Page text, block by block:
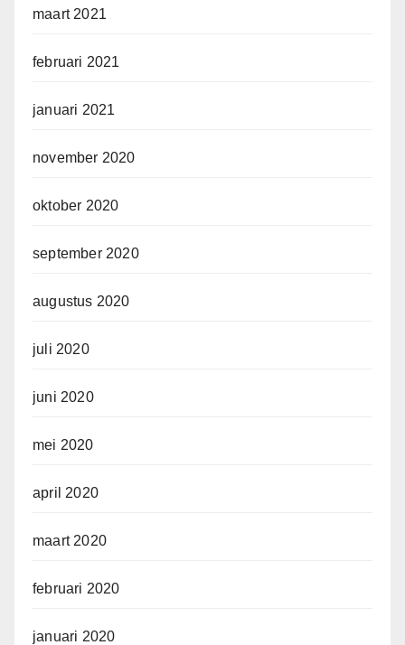
maart 2021
februari 2021
januari 2021
november 2020
oktober 2020
september 2020
augustus 2020
juli 2020
juni 2020
mei 2020
april 2020
maart 2020
februari 2020
januari 2020